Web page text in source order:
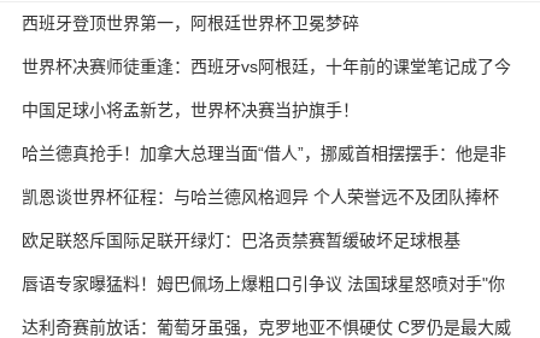
西班牙登顶世界第一，阿根廷世界杯卫冕梦碎
世界杯决赛师徒重逢：西班牙vs阿根廷，十年前的课堂笔记成了今
天的战术板
中国足球小将孟新艺，世界杯决赛当护旗手！
哈兰德真抢手！加拿大总理当面“借人”，挪威首相摆摆手：他是非
卖品
凯恩谈世界杯征程：与哈兰德风格迥异 个人荣誉远不及团队捧杯
欧足联怒斥国际足联开绿灯：巴洛贡禁赛暂缓破坏足球根基
唇语专家曝猛料！姆巴佩场上爆粗口引争议 法国球星怒喷对手"你
妈的X"
达利奇赛前放话：葡萄牙虽强，克罗地亚不惧硬仗 C罗仍是最大威